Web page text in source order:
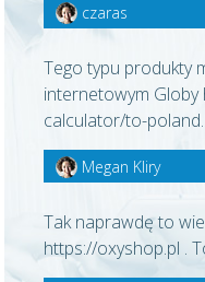
czaras
Tego typu produkty
internetowym
calculator/to-
Megan Kliry
Tak naprawdę to
https://oxyshop.pl .